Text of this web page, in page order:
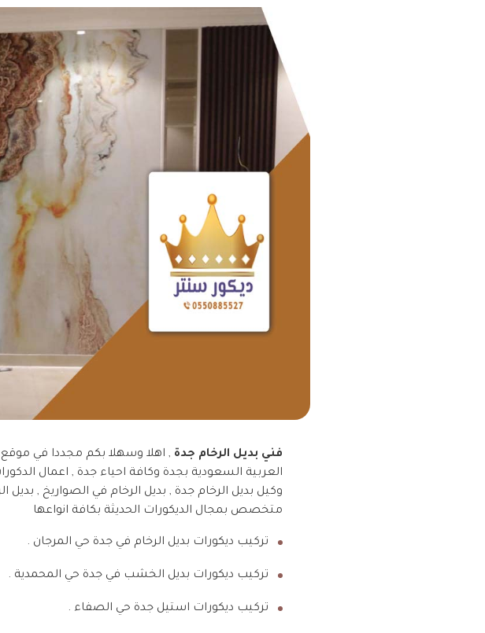
فني بديل الرخام جدة , اهلا وسهلا بكم مجددا في موقع
العربية السعودية بجدة وكافة احياء جدة , اعمال
وكيل بديل الرخام جدة , بديل الرخام في الصواريخ , بديل
متخصص بمجال الديكورات الحديثة بكافة انواعها
تركيب ديكورات بديل الرخام في جدة حي المرجان .
تركيب ديكورات بديل الخشب في جدة حي المحمدية .
تركيب ديكورات استيل جدة حي الصفاء .